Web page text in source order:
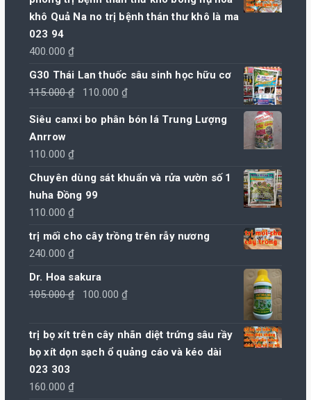
khô Quả Na no trị bệnh thán thư khô là ma
023 94
400.000₫
G30 Thái Lan thuốc sâu sinh học hữu cơ
115.000₫
Giá
là:
110.000₫
tại
Siêu canxi bo phân bón lá Trung Lượng
Anrrow
110.000₫
Chuyên dùng sát khuẩn và rửa vườn số 1
huha Đồng 99
110.000₫
trị mối cho cây trồng trên rẫy nương
240.000₫
Dr. Hoa sakura
105.000₫
Giá
là:
105.000 ₫.
100.000₫
tại
là:
trị bọ xít trên cây nhãn diệt trứng sâu rầy
bọ xít dọn sạch ổ quảng cáo và kéo dài
023 303
160.000₫